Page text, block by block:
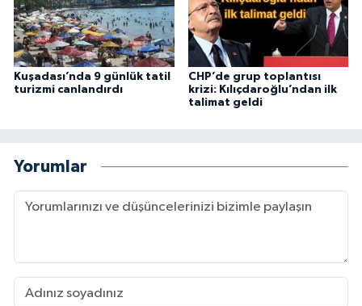
Kuşadası’nda 9 günlük tatil
turizmi canlandırdı
CHP’de grup toplantısı
krizi: Kılıçdaroğlu’ndan ilk
talimat geldi
Yorumlar